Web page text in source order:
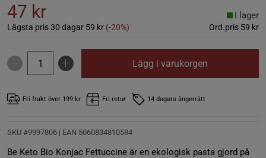
47 kr
Lägsta pris 30 dagar 59 kr (-20%) Ord.pris 59 kr
I lager
Lägg i varukorgen
Fri frakt över 199 kr Fri retur 14 dagars ångerrätt
SKU #9997806 | EAN 5060834810584
Be Keto Bio Konjac Fettuccine är en ekologisk pasta gjord på